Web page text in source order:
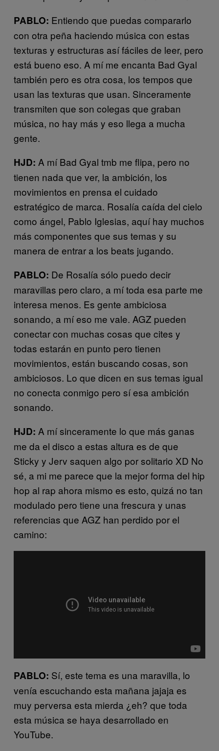
PABLO: Entiendo que puedas compararlo
con otra peña haciendo música con estas
texturas y estructuras así fáciles de leer, pero
está bueno eso. A mí me encanta Bad Gyal
también pero es otra cosa, los tempos que
usan las texturas que usan. Sinceramente
transmiten que son colegas que graban
música, no hay más y eso llega a mucha
gente.
HJD: A mí Bad Gyal tmb me flipa, pero no
tienen nada que ver, la ambición, los
movimientos en prensa el cuidado
estratégico de marca. Rosalía caída del cielo
como ángel, Pablo Iglesias, aquí hay muchos
más componentes que sus temas y su
manera de entrar a los beats jugando.
PABLO: De Rosalía sólo puedo decir
maravillas pero claro, a mí toda esa parte me
interesa menos. Es gente ambiciosa
sonando, a mí eso me vale. AGZ pueden
conectar con muchas cosas que cites y
todas estarán en punto pero tienen
movimientos, están buscando cosas, son
ambiciosos. Lo que dicen en sus temas igual
no conecta conmigo pero sí esa ambición
sonando.
HJD: A mí sinceramente lo que más ganas
me da el disco a estas altura es de que
Sticky y Jerv saquen algo por solitario XD No
sé, a mi me parece que la mejor forma del hip
hop al rap ahora mismo es esto, quizá no tan
modulado pero tiene una frescura y unas
referencias que AGZ han perdido por el
camino:
PABLO: Sí, este tema es una maravilla, lo
venía escuchando esta mañana jajaja es
muy perversa esta mierda ¿eh? que toda
esta música se haya desarrollado en
YouTube.